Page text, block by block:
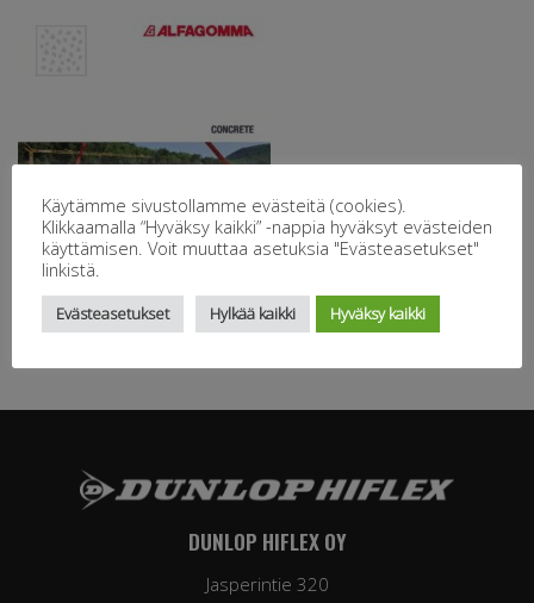
DUNLOP HIFLEX OY
Jasperintie 320
Käytämme sivustollamme evästeitä (cookies).
Klikkaamalla “Hyväksy kaikki” -nappia hyväksyt evästeiden
käyttämisen. Voit muuttaa asetuksia "Evästeasetukset"
linkistä.
Evästeasetukset Hylkää kaikki Hyväksy kaikki